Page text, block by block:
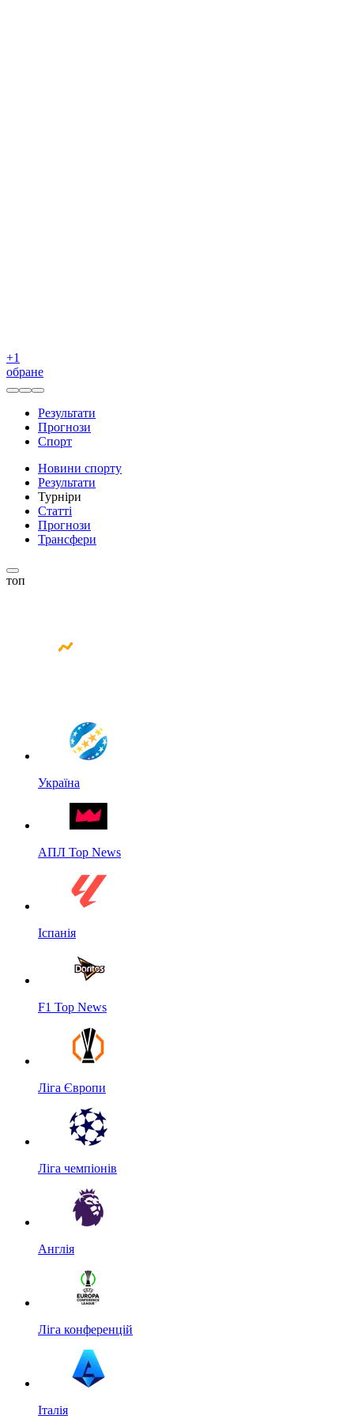
+1
обране
Результати
Прогнози
Спорт
Новини спорту
Результати
Турніри
Статті
Прогнози
Трансфери
топ
Україна
АПЛ Top News
Іспанія
F1 Top News
Ліга Європи
Ліга чемпіонів
Англія
Ліга конференцій
Італія